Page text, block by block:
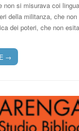
non si misurava coi
della militanza, che
dei poteri, che non
→